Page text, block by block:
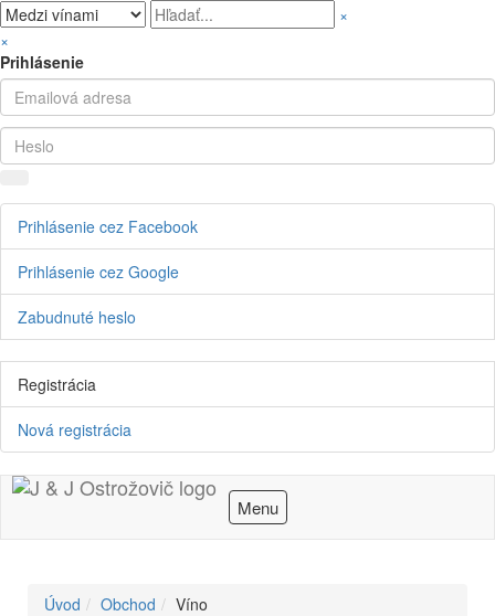
×
×
Prihlásenie
Prihlásenie cez Facebook
Prihlásenie cez Google
Zabudnuté heslo
Registrácia
Nová registrácia
Menu
Úvod Obchod Víno